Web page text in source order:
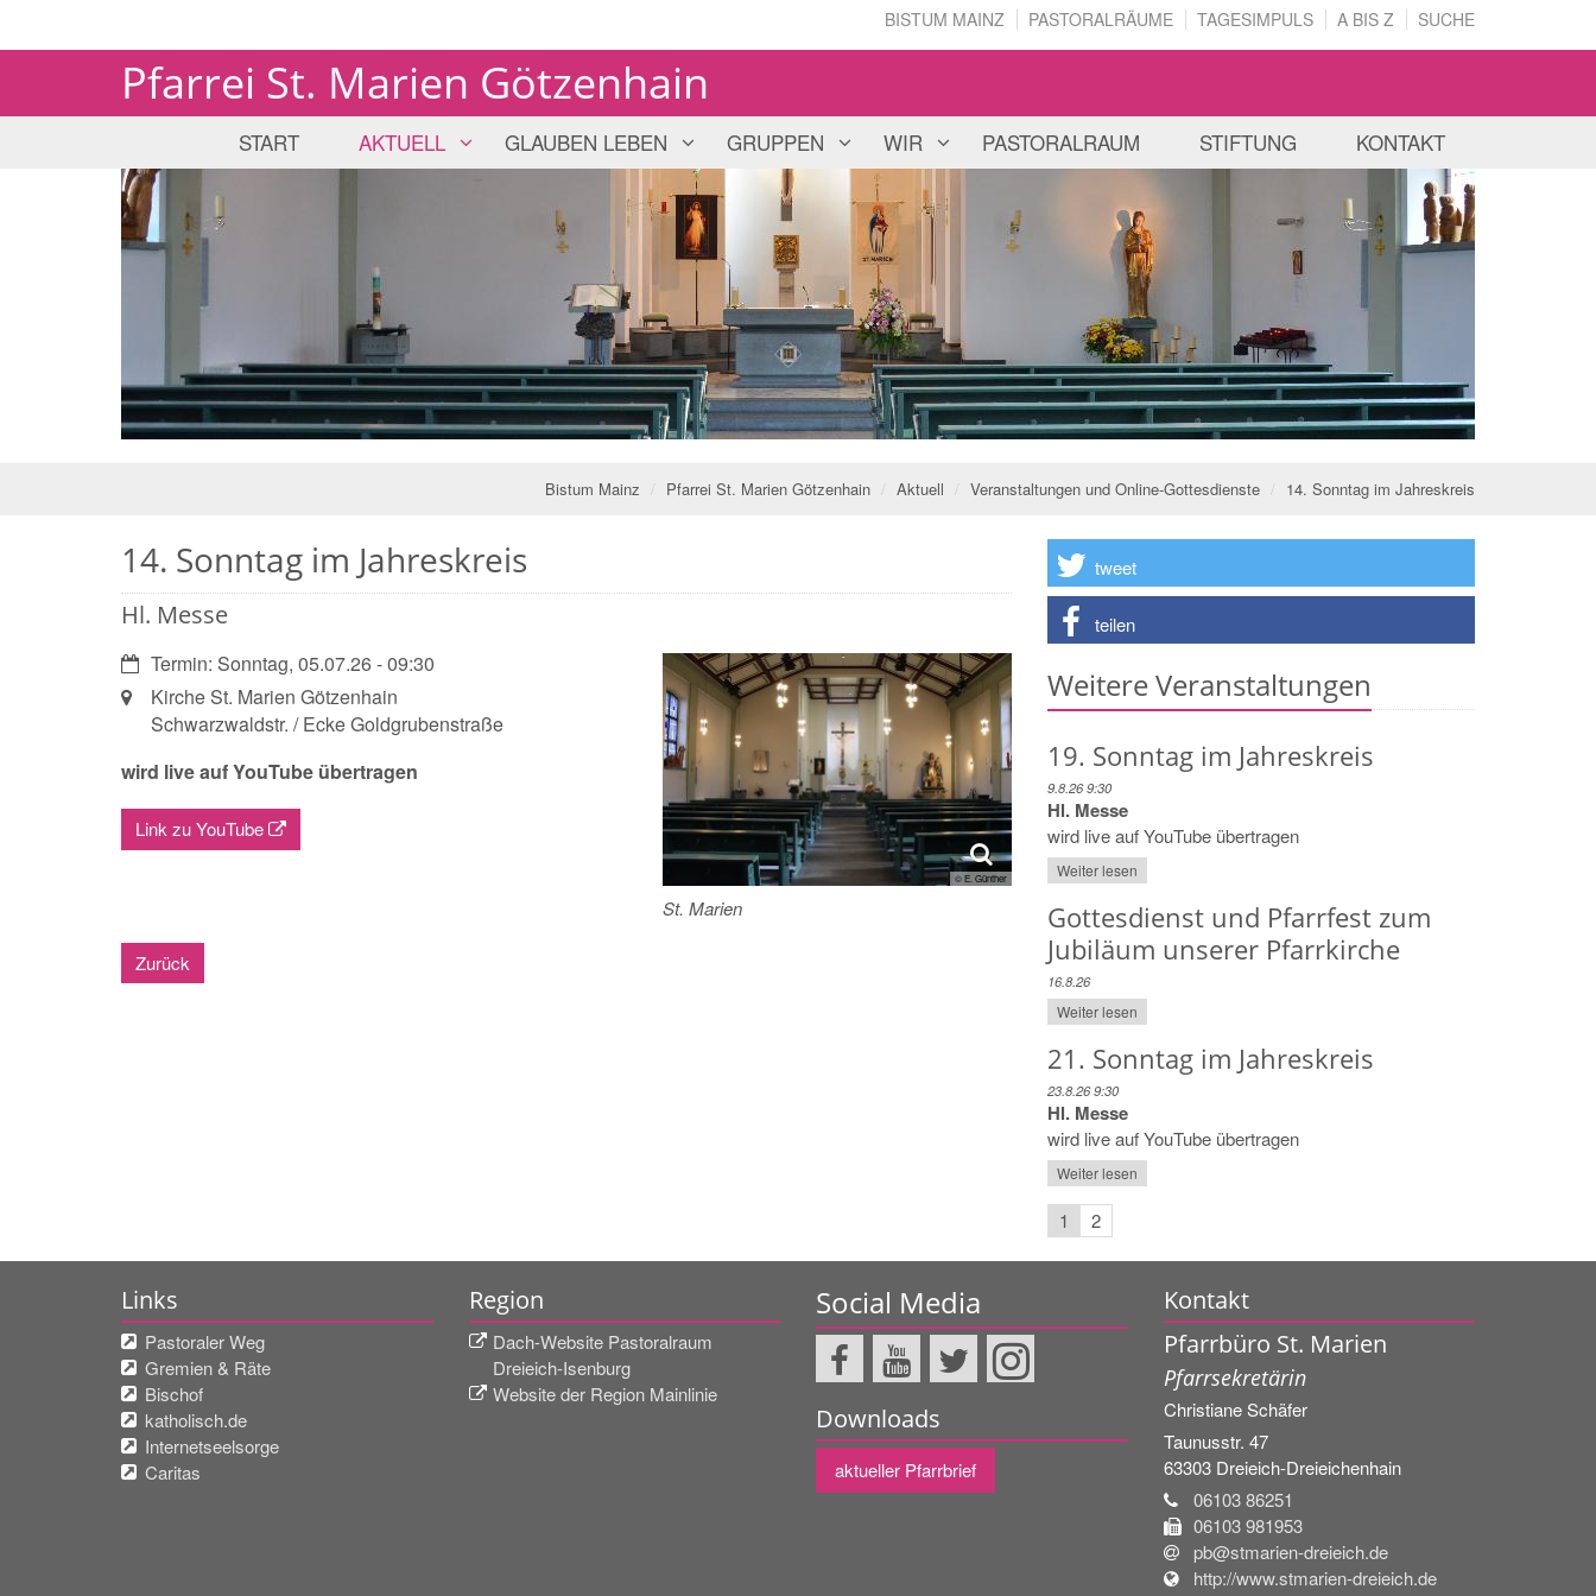
BISTUM MAINZ PASTORALRÄUME TAGESIMPULS A BIS Z SUCHE
Pfarrei St. Marien Götzenhain
START AKTUELL GLAUBEN LEBEN GRUPPEN WIR PASTORALRAUM STIFTUNG KONTAKT
Bistum Mainz Pfarrei St. Marien Götzenhain Aktuell Veranstaltungen und Online-Gottesdienste 14. Sonntag im Jahreskreis
14. Sonntag im Jahreskreis
Hl. Messe
© E. Günther
St. Marien
Datum:Termin: Sonntag, 05.07.26 - 09:30
Ort: Kirche St. Marien Götzenhain
Schwarzwaldstr. / Ecke Goldgrubenstraße
wird live auf YouTube übertragen
Link zu YouTube
Zurück
tweet
teilen
Weitere Veranstaltungen
19. Sonntag im Jahreskreis
9.8.26 9:30
Hl. Messe
wird live auf YouTube übertragen
Weiter lesen
Gottesdienst und Pfarrfest zum
Jubiläum unserer Pfarrkirche
16.8.26
Weiter lesen
21. Sonntag im Jahreskreis
23.8.26 9:30
Hl. Messe
wird live auf YouTube übertragen
Weiter lesen
1 2
Links
Pastoraler Weg
Gremien & Räte
Bischof
katholisch.de
Internetseelsorge
Caritas
Region
Dach-Website Pastoralraum
Dreieich-Isenburg
Website der Region Mainlinie
Social Media
Downloads
aktueller Pfarrbrief
Kontakt
Pfarrbüro St. Marien
Pfarrsekretärin
ChristianeSchäfer
Taunusstr. 47
63303 Dreieich-Dreieichenhain
06103 86251
06103 981953
pb@stmarien-dreieich.de
http://www.stmarien-dreieich.de